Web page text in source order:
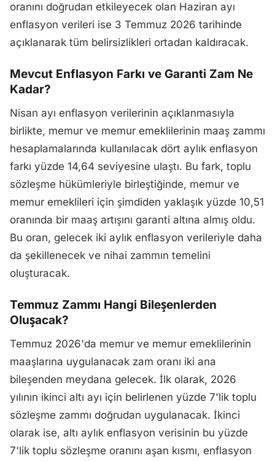
oranını doğrudan etkileyecek olan Haziran ayı
enflasyon verileri ise 3 Temmuz 2026 tarihinde
açıklanarak tüm belirsizlikleri ortadan kaldıracak.
Mevcut Enflasyon Farkı ve Garanti Zam Ne
Kadar?
Nisan ayı enflasyon verilerinin açıklanmasıyla
birlikte, memur ve memur emeklilerinin maaş zammı
hesaplamalarında kullanılacak dört aylık enflasyon
farkı yüzde 14,64 seviyesine ulaştı. Bu fark, toplu
sözleşme hükümleriyle birleştiğinde, memur ve
memur emeklileri için şimdiden yaklaşık yüzde 10,51
oranında bir maaş artışını garanti altına almış oldu.
Bu oran, gelecek iki aylık enflasyon verileriyle daha
da şekillenecek ve nihai zammın temelini
oluşturacak.
Temmuz Zammı Hangi Bileşenlerden
Oluşacak?
Temmuz 2026'da memur ve memur emeklilerinin
maaşlarına uygulanacak zam oranı iki ana
bileşenden meydana gelecek. İlk olarak, 2026
yılının ikinci altı ayı için belirlenen yüzde 7'lik toplu
sözleşme zammı doğrudan uygulanacak. İkinci
olarak ise, altı aylık enflasyon verisinin bu yüzde
7'lik toplu sözleşme oranını aşan kısmı, enflasyon